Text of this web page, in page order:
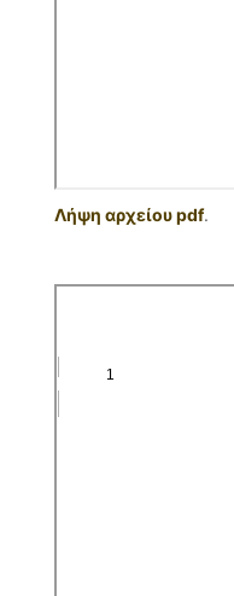
Λήψη αρχείου pdf.